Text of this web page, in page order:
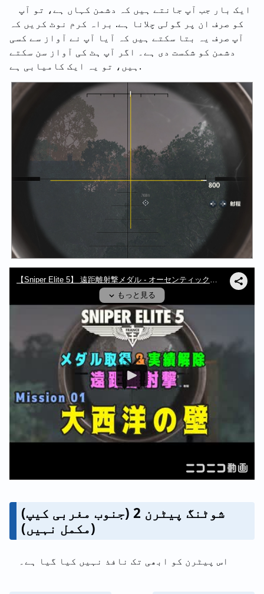
ایک بار جب آپ جانتے ہیں کہ دشمن کہاں ہے، تو آپ
کو صرف ان پر گولی چلانا ہے. براہ کرم نوٹ کریں کہ
آپ صرف یہ بتا سکتے ہیں کہ آیا آپ نے آواز سے کسی
دشمن کو شکست دی ہے۔ اگر آپ ہٹ کی آواز سن سکتے
ہیں، تو یہ ایک کامیابی ہے.
شوٹنگ پیٹرن 2 (جنوب مغربی کیپ)
(مکمل نہیں)
اس پیٹرن کو ابھی تک نافذ نہیں کیا گیا ہے۔